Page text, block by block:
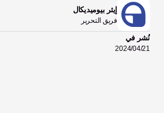
إيثر بيوميديكال
فريق التحرير
نُشر في
21‏/04‏/2024